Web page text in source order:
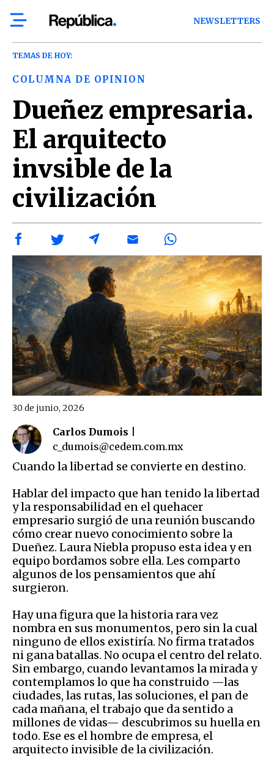
NEWSLETTERS
TEMAS DE HOY:
COLUMNA DE OPINION
Dueñez empresaria.
El arquitecto
invsible de la
civilización
Carlos Dumois |
c_dumois@cedem.com.mx
30 de junio, 2026
Cuando la libertad se convierte en destino.
Hablar del impacto que han tenido la libertad
y la responsabilidad en el quehacer
empresario surgió de una reunión buscando
cómo crear nuevo conocimiento sobre la
Dueñez. Laura Niebla propuso esta idea y en
equipo bordamos sobre ella. Les comparto
algunos de los pensamientos que ahí
surgieron.
Hay una figura que la historia rara vez
nombra en sus monumentos, pero sin la cual
ninguno de ellos existiría. No firma tratados
ni gana batallas. No ocupa el centro del relato.
Sin embargo, cuando levantamos la mirada y
contemplamos lo que ha construido —las
ciudades, las rutas, las soluciones, el pan de
cada mañana, el trabajo que da sentido a
millones de vidas— descubrimos su huella en
todo. Ese es el hombre de empresa, el
arquitecto invisible de la civilización.